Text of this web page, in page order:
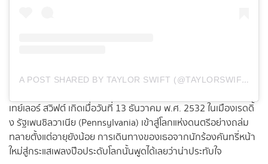
A
POST SHARED BY TAYLOR SWIFT (@TAYLORSWIFT)
เทย์เลอร์ สวิฟต์ เกิดเมื่อวันที่ 13 ธันวาคม พ.ศ. 2532 ในเมืองเรดดิ้
ง รัฐเพนซิลวาเนีย (Pennsylvania) เข้าสู่โลกแห่งดนตรีอย่างถล่ม
ทลายตั้งแต่อายุยังน้อย การเดินทางของเธอจากนักร้องคันทรี่หน้า
ใหม่สู่กระแสเพลงป๊อประดับโลกนั้นพูดได้เลยว่าน่าประทับใจ